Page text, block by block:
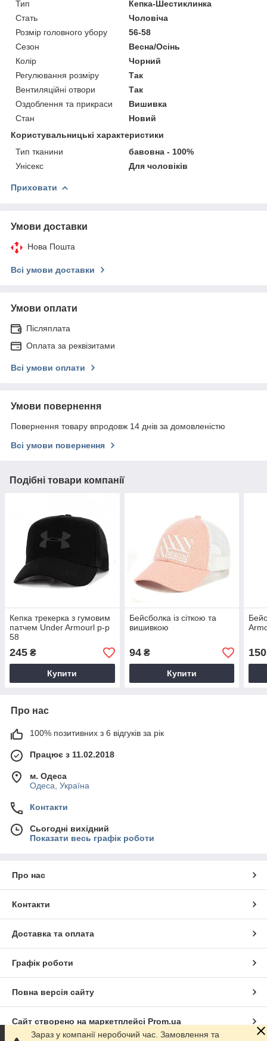
Тип
Кепка-Шестиклинка
Стать
Чоловіча
Розмір головного убору
56-58
Сезон
Весна/Осінь
Колір
Чорний
Регулювання розміру
Так
Вентиляційні отвори
Так
Оздоблення та прикраси
Вишивка
Стан
Новий
Користувальницькі характеристики
Тип тканини
бавовна - 100%
Унісекс
Для чоловіків
Приховати
Умови доставки
Нова Пошта
Всі умови доставки
Умови оплати
Післяплата
Оплата за реквізитами
Всі умови оплати
Умови повернення
Повернення товару впродовж 14 днів за домовленістю
Всі умови повернення
Подібні товари компанії
Кепка трекерка з гумовим
патчем Under Armourl р-р
58
245 ₴
Купити
Бейсболка із сіткою та
вишивкою
94₴
Купити
150
Про нас
100% позитивних з 6 відгуків за рік
Працює з 11.02.2018
м. Одеса
Одеса, Україна
Контакти
Сьогодні вихідний
Показати весь графік роботи
Про нас
Контакти
Доставка та оплата
Графік роботи
Повна версія сайту
Сайт створено на маркетплейсі Prom.ua
Зараз у компанії неробочий час. Замовлення та